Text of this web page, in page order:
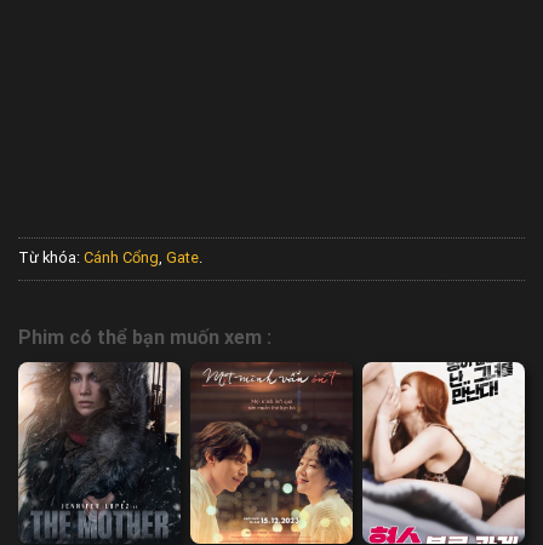
Từ khóa: Cánh Cổng, Gate.
Phim có thể bạn muốn xem :